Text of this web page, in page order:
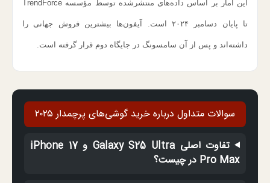
این آمار بر اساس داده‌های منتشرشده توسط مؤسسه TrendForce
تا پایان دسامبر ۲۰۲۴ است. آیفون‌ها بیشترین فروش جهانی را
داشته‌اند و پس از آن سامسونگ در جایگاه دوم قرار گرفته است.
سوالات متداول درباره خرید گوشی‌های پرچمدار ۲۰۲۵
تفاوت اصلی Galaxy S25 Ultra و iPhone 17
Pro Max در چیست؟